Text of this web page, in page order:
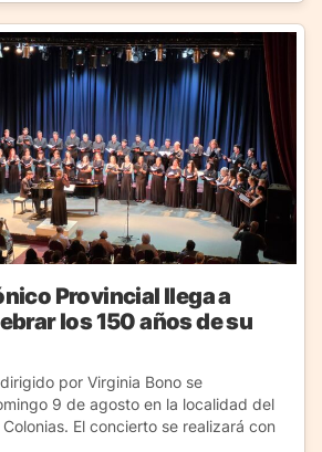
Provincial llega a
los 150 años de su
por Virginia Bono se
9 de agosto en la localidad del
El concierto se realizará con